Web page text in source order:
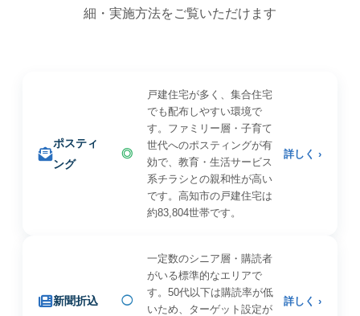
細・実施方法をご覧いただけます
ポスティ
ング
◎
戸建住宅が多く、集合住宅
でも配布しやすい環境で
す。ファミリー層・子育て
世代へのポスティングが有
効で、教育・生活サービス
系チラシとの親和性が高い
です。高知市の戸建住宅は
約83,804世帯です。
詳しく ›
新聞折込 ◯
一定数のシニア層・購読者
がいる標準的なエリアで
す。50代以下は購読率が低
いため、ターゲット設定が
詳しく ›